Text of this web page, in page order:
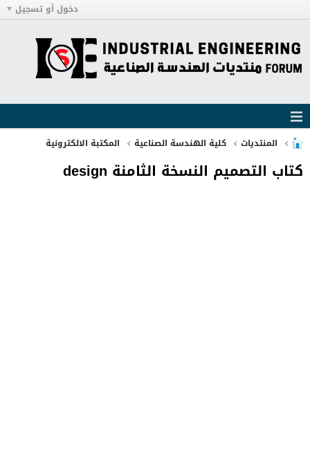
دخول أو تسجيل
المنتديات كلية الهندسة الصناعية المكتبة الالكترونية
كتاب التصميم النسخة الثامنة design